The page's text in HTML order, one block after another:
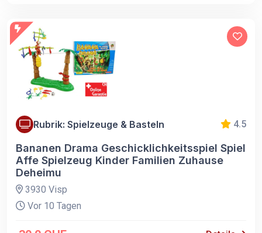
Rubrik: Spielzeuge & Basteln 4.5
Bananen Drama Geschicklichkeitsspiel Spiel
Affe Spielzeug Kinder Familien Zuhause
Deheimu
3930 Visp
Vor 10 Tagen